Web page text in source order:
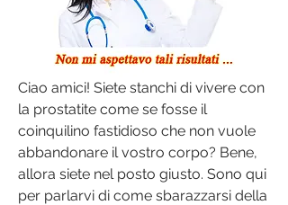
Ciao amici! Siete stanchi di vivere con
la prostatite come se fosse il
coinquilino fastidioso che non vuole
abbandonare il vostro corpo? Bene,
allora siete nel posto giusto. Sono qui
per parlarvi di come sbarazzarsi della